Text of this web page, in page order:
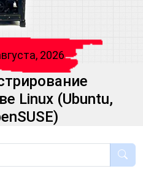
2026
Linux (Ubuntu,